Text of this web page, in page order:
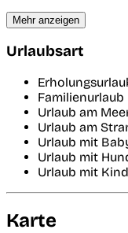
Mehr anzeigen
Urlaubsart
Familienurlaub
Urlaub am
Urlaub am
Urlaub mit
Urlaub mit
Urlaub mit
Karte